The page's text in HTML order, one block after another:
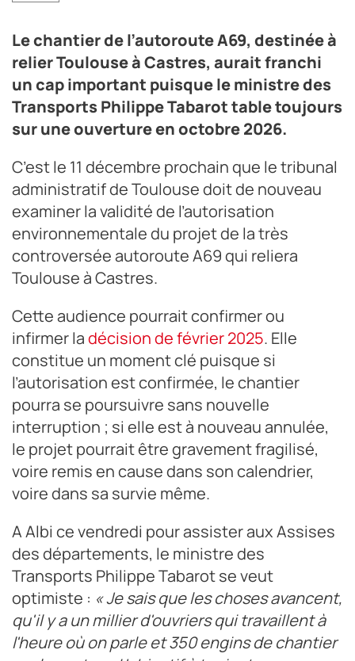
Le chantier de l’autoroute A69, destinée à
relier Toulouse à Castres, aurait franchi
un cap important puisque le ministre des
Transports Philippe Tabarot table toujours
sur une ouverture en octobre 2026.
C’est le 11 décembre prochain que le tribunal
administratif de Toulouse doit de nouveau
examiner la validité de l’autorisation
environnementale du projet de la très
controversée autoroute A69 qui reliera
Toulouse à Castres.
Cette audience pourrait confirmer ou
infirmer ladécision de février 2025. Elle
constitue un moment clé puisque si
l’autorisation est confirmée, le chantier
pourra se poursuivre sans nouvelle
interruption ; si elle est à nouveau annulée,
le projet pourrait être gravement fragilisé,
voire remis en cause dans son calendrier,
voire dans sa survie même.
A Albi ce vendredi pour assister aux Assises
des départements, le ministre des
Transports Philippe Tabarot se veut
optimiste : « Je sais que les choses avancent,
qu'il y a un millier d'ouvriers qui travaillent à
l'heure où on parle et 350 engins de chantier